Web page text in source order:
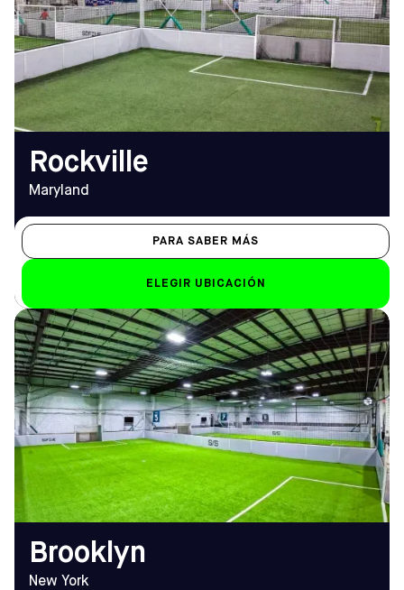
9.00 a 1.00 horas
Sáb-Dom
de 8.00 a 1.00 horas
Cómo llegar
TELÉFONO
(301) 321-8484
EMAIL
rockville@sofive.com
Rockville
Maryland
PARA SABER MÁS
ELEGIR UBICACIÓN
HORARIO DE
APERTURA
De lunes a viernes
De las 12 del mediodía a la 1
de la madrugada
Sáb-Dom
de 8.00 a 1.00 horas
DIRECCIÓN
2015 Pitkin Ave,
Brooklyn, NY 11207
Cómo llegar
TELÉFONO
(347) 745-7544
EMAIL
brooklyn@sofive.com
Brooklyn
New York